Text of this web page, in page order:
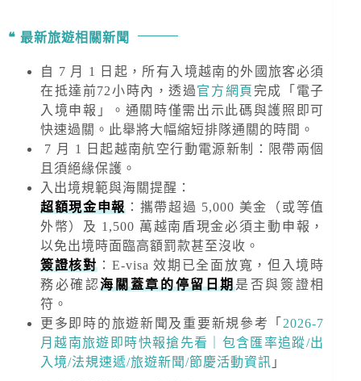
最新旅遊相關新聞
自 7 月 1 日起，所有入境越南的外國旅客必須
在抵達前72小時內，透過官方網頁 完成「電子
入境申報」。通關時僅需出示此碼與護照即可
快速過關。此舉將大幅縮短排隊通關的時間。
7 月 1 日起越南航空行動電源新制：限帶兩個
且須絕緣保護。
入出境規範與海關提醒 ：
超額現金申報 ：攜帶超過 5,000 美金
（或等值
外幣）及 1,500 萬越南盾現金必須主動申報，
以免出境時面臨高額罰款甚至沒收。
簽證核對：E-visa 效期已全面放寬，但入境時
務必確認海關蓋章的停留日期是否與簽證相
符。
更多即時的旅遊新聞及重要新規參考「 2026-7
月越南旅遊即時快報搶先看｜包含匯率追蹤/出
入境/法規速遞/旅遊新聞/節慶活動資訊 」